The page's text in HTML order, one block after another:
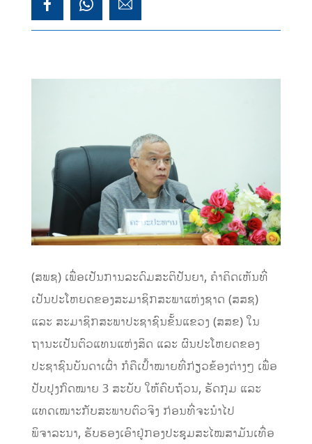
(ສພຊ) ເພື່ອເປັນການລະດົມສະຕິປັນຍາ, ຄໍາຄິດເຫັນທີ່
ເປັນປະໂຫຍດຂອງສະມາຊິກສະພາແຫ່ງຊາດ (ສສຊ)
ແລະ ສະມາຊິກສະພາປະຊາຊົນຂັ້ນແຂວງ (ສສຂ) ໃນ
ຖານະເປັນຕົວແທນແຫ່ງສິດ ແລະ ຜົນປະໂຫຍດຂອງ
ປະຊາຊົນບັນດາເຜົ່າ ກໍຄືເປົ້າໝາຍທີ່ກ່ຽວຂ້ອງຕ່າງໆ ເພື່ອ
ປັບປຸງກົດໝາຍ 3 ສະບັບ ໃຫ້ຄົບຖ້ວນ, ຮັດກຸມ ແລະ
ແທດເໝາະກັບສະພາບຕົວຈິງ ກ່ອນທີ່ຈະນໍາໄປ
ພິຈາລະນາ, ຮັບຮອງເອົາຢູ່ກອງປະຊຸມສະໄໝສາມັນເທື່ອ